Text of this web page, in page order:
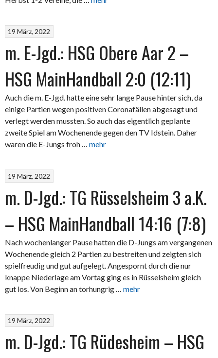
19 März, 2022
m. E-Jgd.: HSG Obere Aar 2 –
HSG MainHandball 2:0 (12:11)
Auch die m. E-Jgd. hatte eine sehr lange Pause hinter sich, da
einige Partien wegen positiven Coronafällen abgesagt und
verlegt werden mussten. So auch das eigentlich geplante
zweite Spiel am Wochenende gegen den TV Idstein. Daher
waren die E-Jungs froh … mehr
19 März, 2022
m. D-Jgd.: TG Rüsselsheim 3 a.K.
– HSG MainHandball 14:16 (7:8)
Nach wochenlanger Pause hatten die D-Jungs am vergangenen
Wochenende gleich 2 Partien zu bestreiten und zeigten sich
spielfreudig und gut aufgelegt. Angespornt durch die nur
knappe Niederlage am Vortag ging es in Rüsselsheim gleich
gut los. Von Beginn an torhungrig … mehr
19 März, 2022
m. D-Jgd.: TG Rüdesheim – HSG